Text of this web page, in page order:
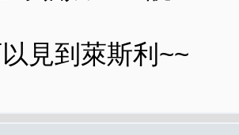
見到萊斯利~~